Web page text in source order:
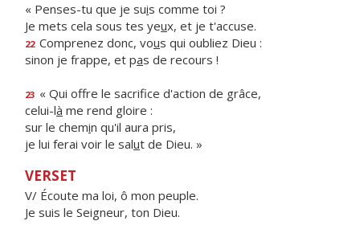
« Penses-tu que je suis comme toi ?
Je mets cela sous tes yeux, et je t'accuse.
22 Comprenez donc, vous qui oubliez Dieu :
sinon je frappe, et pas de recours !
23 « Qui offre le sacrifce d'action de grâce,
celui-là me rend gloire :
sur le chemin qu'il aura pris,
je lui ferai voir le salut de Dieu. »
VERSET
V/ Écoute ma loi, ô mon peuple.
Je suis le Seigneur, ton Dieu.